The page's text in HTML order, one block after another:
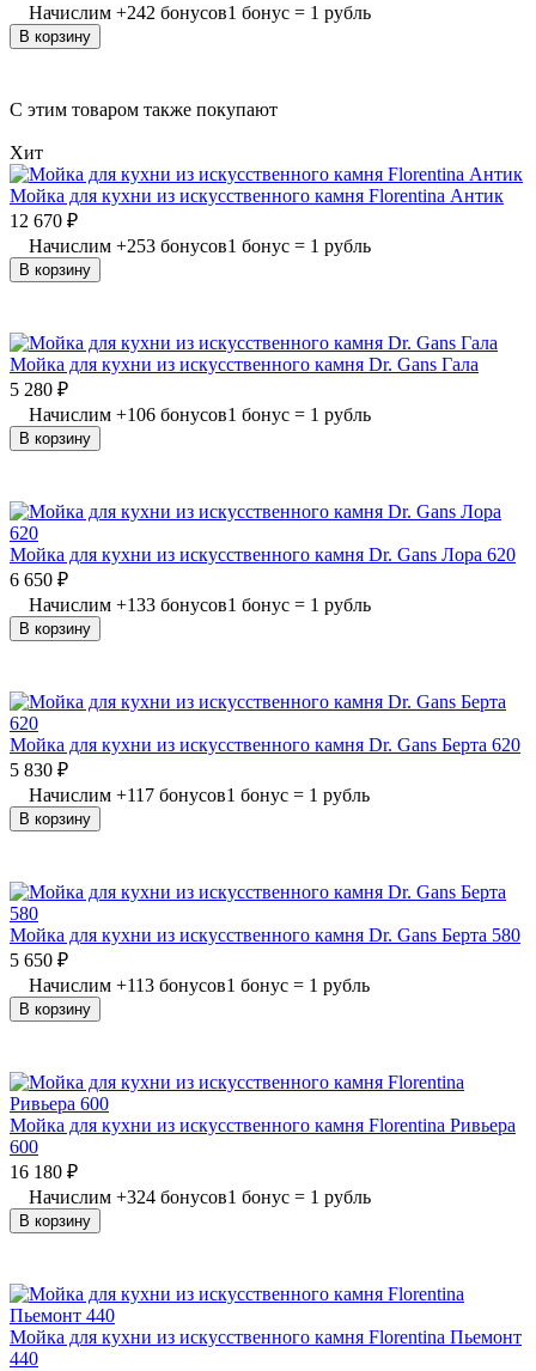
Начислим +242 бонусов1 бонус = 1 рубль
В корзину
C этим товаром также покупают
Хит
Мойка для кухни из искусственного камня Florentina Антик
12 670 ₽
Начислим +253 бонусов1 бонус = 1 рубль
В корзину
Мойка для кухни из искусственного камня Dr. Gans Гала
5 280 ₽
Начислим +106 бонусов1 бонус = 1 рубль
В корзину
Мойка для кухни из искусственного камня Dr. Gans Лора 620
6 650 ₽
Начислим +133 бонусов1 бонус = 1 рубль
В корзину
Мойка для кухни из искусственного камня Dr. Gans Берта 620
5 830 ₽
Начислим +117 бонусов1 бонус = 1 рубль
В корзину
Мойка для кухни из искусственного камня Dr. Gans Берта 580
5 650 ₽
Начислим +113 бонусов1 бонус = 1 рубль
В корзину
Мойка для кухни из искусственного камня Florentina Ривьера
600
16 180 ₽
Начислим +324 бонусов1 бонус = 1 рубль
В корзину
Мойка для кухни из искусственного камня Florentina Пьемонт
440